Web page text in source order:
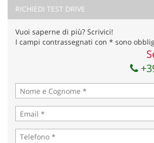
RICHIEDI TEST DRIVE
Vuoi saperne di più? Scrivici!
I campi contrassegnati con * sono